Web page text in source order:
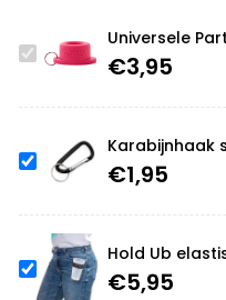
Universele
€3,95
Karabijnhaak
€1,95
Hold Ub
€5,95